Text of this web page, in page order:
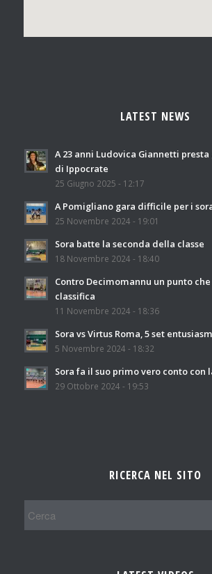
LATEST NEWS
A 23 anni Ludovica Giannetti
di Ippocrate
25 Giugno 2025 - 12:17
A Pomigliano gara difficile per i
25 Novembre 2024 - 19:01
Sora batte la seconda della classe
18 Novembre 2024 - 18:40
Contro Decimomannu un punto
classifica
11 Novembre 2024 - 18:36
Sora vs Virtus Roma, 5 set
5 Novembre 2024 - 18:32
Sora fa il suo primo vero conto con
29 Ottobre 2024 - 19:53
RICERCA NEL SITO